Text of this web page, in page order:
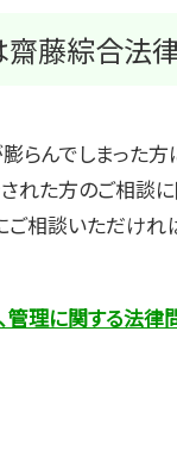
齋藤綜合法
らんでしまった
れた方のご相談
相談いただけれ
管理に関する法律